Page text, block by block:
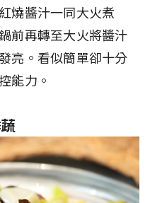
燒醬汁一同大火煮
前再轉至大火將醬汁
亮。看似簡單卻十分
能力。